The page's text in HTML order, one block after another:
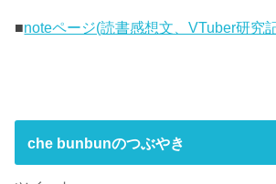
■noteページ(読書感想文、VTuber研究
che bunbunのつぶやき